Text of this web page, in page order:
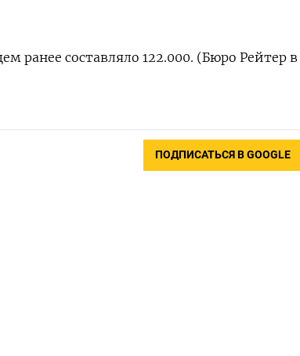
‌ранее ‌составляло 122.000. (Бюро Рейтер ​в
ПОДПИСАТЬСЯ В GOOGLE